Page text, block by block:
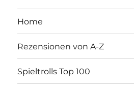
Home
Rezensionen von A-Z
Spieltrolls Top 100